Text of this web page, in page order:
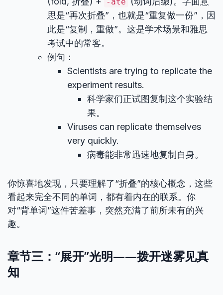
思是“再次折叠”，也就是“重复做一份”，因
此是“复制，重做”。这是学术场景和雅思
考试中的常客。
例句：
Scientists are trying to replicate the
experiment results.
科学家们正试图复制这个实验结
果。
Viruses can replicate themselves
very quickly.
病毒能非常迅速地复制自身。
你惊喜地发现，只要理解了“折叠”的核心概念，这些
看起来完全不同的单词，都有着内在的联系。你
对“背单词”这件苦差事，突然充满了前所未有的兴
趣。
章节三：“展开”光明——拨开迷雾见真
知